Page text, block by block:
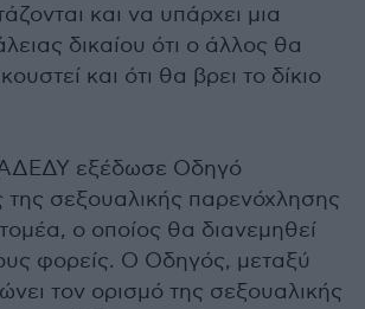
και να υπάρχει μια
δικαίου ότι ο άλλος θα
και ότι θα βρει το δίκιο
ΑΔΕΔΥ εξέδωσε Οδηγό
της σεξουαλικής παρενόχλησης
ο οποίος θα διανεμηθεί
φορείς. Ο Οδηγός, μεταξύ
τον ορισμό της σεξουαλικής